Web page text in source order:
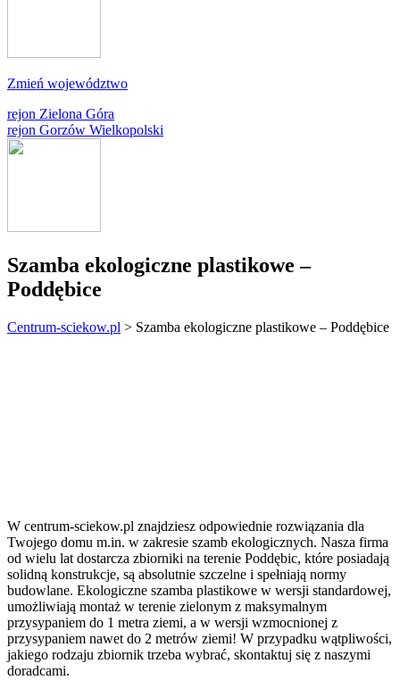
Zmień województwo
rejon Zielona Góra
rejon Gorzów Wielkopolski
Szamba ekologiczne plastikowe –
Poddębice
Centrum-sciekow.pl > Szamba ekologiczne plastikowe – Poddębice
W centrum-sciekow.pl znajdziesz odpowiednie rozwiązania dla
Twojego domu m.in. w zakresie szamb ekologicznych. Nasza firma
od wielu lat dostarcza zbiorniki na terenie Poddębic, które posiadają
solidną konstrukcje, są absolutnie szczelne i spełniają normy
budowlane. Ekologiczne szamba plastikowe w wersji standardowej,
umożliwiają montaż w terenie zielonym z maksymalnym
przysypaniem do 1 metra ziemi, a w wersji wzmocnionej z
przysypaniem nawet do 2 metrów ziemi! W przypadku wątpliwości,
jakiego rodzaju zbiornik trzeba wybrać, skontaktuj się z naszymi
doradcami.